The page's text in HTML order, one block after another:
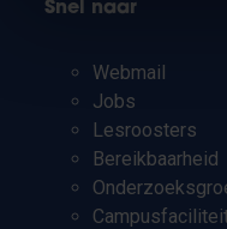
Snel naar
Webmail
Jobs
Lesroosters
Bereikbaarheid